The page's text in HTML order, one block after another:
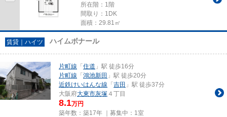
所在階：1階
間取り：1DK
面積：29.81㎡
賃貸｜ハイツ ハイムボナール
片町線 「 住道 」駅 徒歩16分
片町線 「 鴻池新田 」駅 徒歩20分
近鉄けいはんな線 「 吉田 」駅 徒歩37分
大阪府大東市灰塚 ４丁目
8.1万円
築年数：築17年 ｜募集中： 1室